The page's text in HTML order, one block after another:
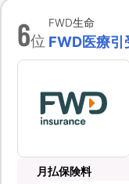
6位
FWD生命
FWD医療引
月払保険料